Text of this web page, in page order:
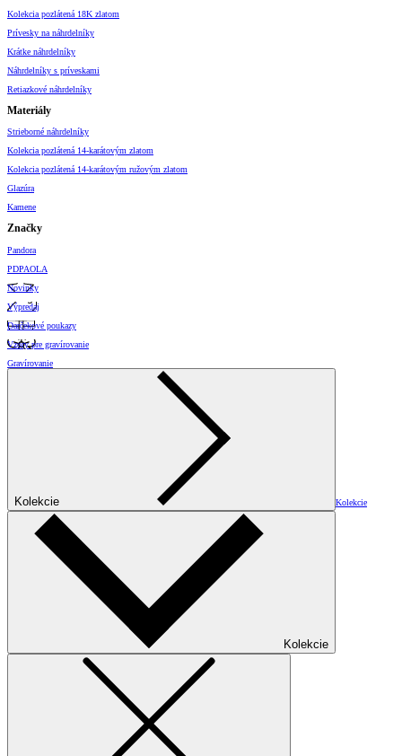
Kolekcia pozlátená 18K zlatom
Prívesky na náhrdelníky
Krátke náhrdelníky
Náhrdelníky s príveskami
Retiazkové náhrdelníky
Materiály
Strieborné náhrdelníky
Kolekcia pozlátená 14-karátovým zlatom
Kolekcia pozlátená 14-karátovým ružovým zlatom
Glazúra
Kamene
Značky
Pandora
PDPAOLA
Novinky
Výpredaj
Darčekové poukazy
Vzory pre gravírovanie
Gravírovanie
Kolekcie Kolekcie
Kolekcie